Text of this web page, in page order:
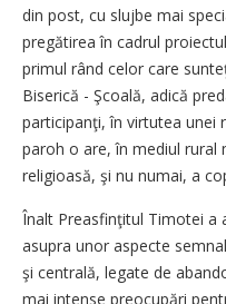
din post, cu slujbe mai
pregătirea în cadrul
primul rând celor care
Biserică - Şcoală, adică
participanţi, în virtutea unei
paroh o are, în mediul rural
religioasă, şi nu numai, a
Înalt Preasfinţitul Timotei a
asupra unor aspecte
şi centrală, legate de
mai intense preocupări